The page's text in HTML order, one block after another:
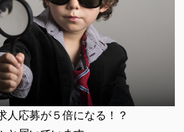
人応募が５倍になる！？